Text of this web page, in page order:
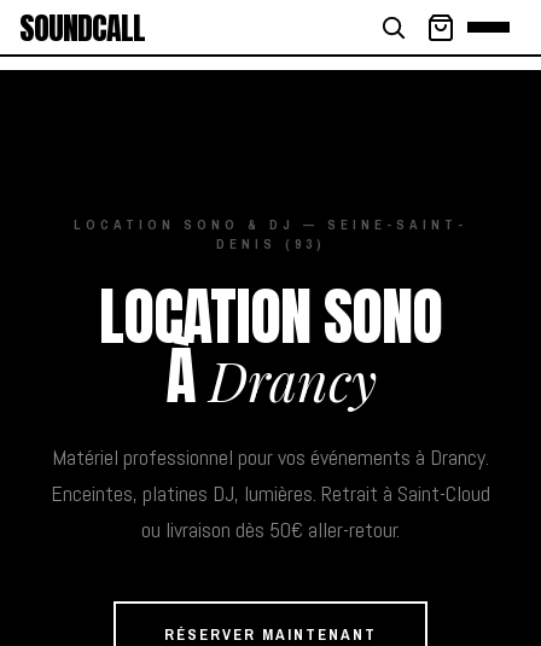
SOUNDCALL
LOCATION SONO & DJ — SEINE-SAINT-
DENIS (93)
LOCATION SONO
ÀDrancy
Matériel professionnel pour vos événements à Drancy.
Enceintes, platines DJ, lumières. Retrait à Saint-Cloud
ou livraison dès 50€ aller-retour.
RÉSERVER MAINTENANT